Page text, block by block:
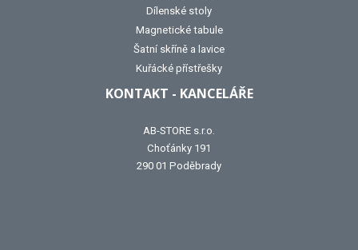
Dílenské stoly
Magnetické tabule
Šatní skříně a lavice
Kuřácké přístřešky
KONTAKT - KANCELÁŘE
AB-STORE s.r.o.
Choťánky 191
290 01 Poděbrady